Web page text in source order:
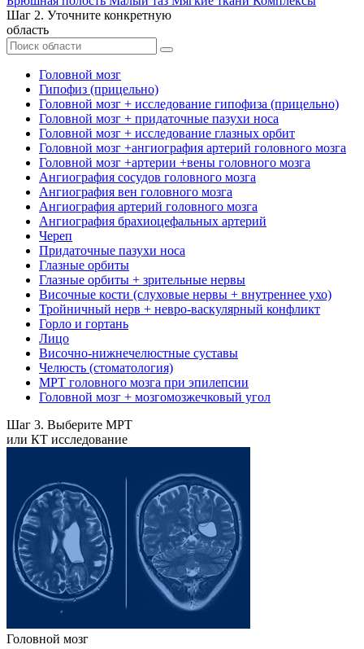
Шаг 2. Уточните конкретную
область
Головной мозг
Гипофиз (прицельно)
Головной мозг + исследование гипофиза (прицельно)
Головной мозг + придаточные пазухи носа
Головной мозг + исследование глазных орбит
Головной мозг +ангиография артерий головного мозга
Головной мозг +артерии +вены головного мозга
Ангиография сосудов головного мозга
Ангиография вен головного мозга
Ангиография артерий головного мозга
Ангиография брахиоцефальных артерий
Череп
Придаточные пазухи носа
Глазные орбиты
Глазные орбиты + зрительные нервы
Височные кости (слуховые нервы + внутреннее ухо)
Тройничный нерв + невро-васкулярный конфликт
Горло и гортань
Лицо
Височно-нижнечелюстные суставы
Челюсть (стоматология)
МРТ головного мозга при эпилепсии
Головной мозг + мозгомозжечковый угол
Шаг 3. Выберите МРТ
или КТ исследование
Головной мозг